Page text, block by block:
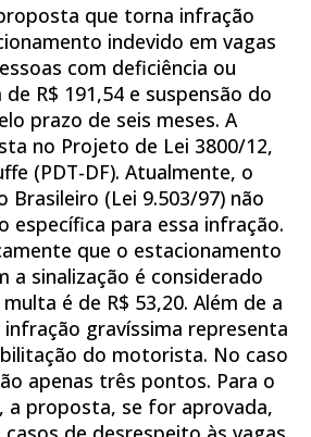
que torna infração
indevido em vagas
com deficiência ou
R$ 191,54 e suspensão do
prazo de seis meses. A
no Projeto de Lei 3800/12,
(PDT-DF). Atualmente, o
Brasileiro (Lei 9.503/97) não
específica para essa infração.
que o estacionamento
a sinalização é considerado
é de R$ 53,20. Além de a
gravíssima representa
do motorista. No caso
apenas três pontos. Para o
a proposta, se for aprovada,